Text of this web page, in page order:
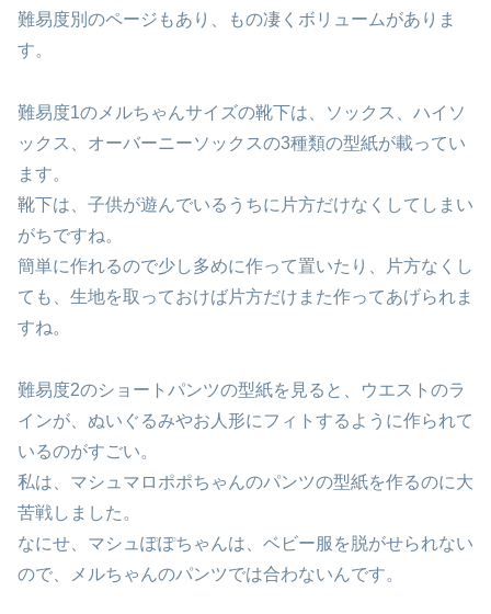
難易度別のページもあり、もの凄くボリュームがありま
す。
難易度1のメルちゃんサイズの靴下は、ソックス、ハイソ
ックス、オーバーニーソックスの3種類の型紙が載ってい
ます。
靴下は、子供が遊んでいるうちに片方だけなくしてしまい
がちですね。
簡単に作れるので少し多めに作って置いたり、片方なくし
ても、生地を取っておけば片方だけまた作ってあげられま
すね。
難易度2のショートパンツの型紙を見ると、ウエストのラ
インが、ぬいぐるみやお人形にフィトするように作られて
いるのがすごい。
私は、マシュマロポポちゃんのパンツの型紙を作るのに大
苦戦しました。
なにせ、マシュぽぽちゃんは、ベビー服を脱がせられない
ので、メルちゃんのパンツでは合わないんです。